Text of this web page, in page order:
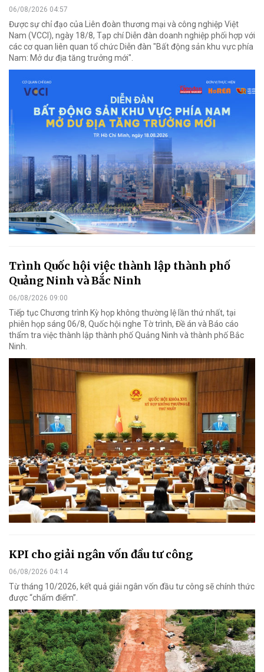
06/08/2026 04:57
Được sự chỉ đạo của Liên đoàn thương mại và công nghiệp Việt
Nam (VCCI), ngày 18/8, Tạp chí Diễn đàn doanh nghiệp phối hợp với
các cơ quan liên quan tổ chức Diễn đàn "Bất động sản khu vực phía
Nam: Mở dư địa tăng trưởng mới".
Trình Quốc hội việc thành lập thành phố
Quảng Ninh và Bắc Ninh
06/08/2026 09:00
Tiếp tục Chương trình Kỳ họp không thường lệ lần thứ nhất, tại
phiên họp sáng 06/8, Quốc hội nghe Tờ trình, Đề án và Báo cáo
thẩm tra việc thành lập thành phố Quảng Ninh và thành phố Bắc
Ninh.
KPI cho giải ngân vốn đầu tư công
06/08/2026 04:14
Từ tháng 10/2026, kết quả giải ngân vốn đầu tư công sẽ chính thức
được “chấm điểm”.